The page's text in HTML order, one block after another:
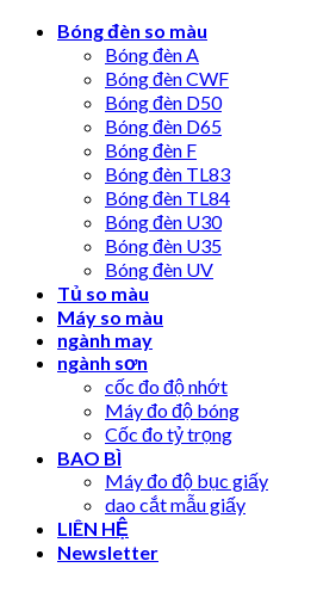
Skip
Bóng đèn so màu
Bóng đèn A
Bóng đèn CWF
Bóng đèn D50
Bóng đèn D65
Bóng đèn F
Bóng đèn TL83
Bóng đèn TL84
Bóng đèn U30
Bóng đèn U35
Bóng đèn UV
Tủ so màu
Máy so màu
ngành may
ngành sơn
cốc đo độ nhớt
Máy đo độ bóng
Cốc đo tỷ trọng
BAO BÌ
Máy đo độ bục giấy
dao cắt mẫu giấy
LIÊN HỆ
Newsletter